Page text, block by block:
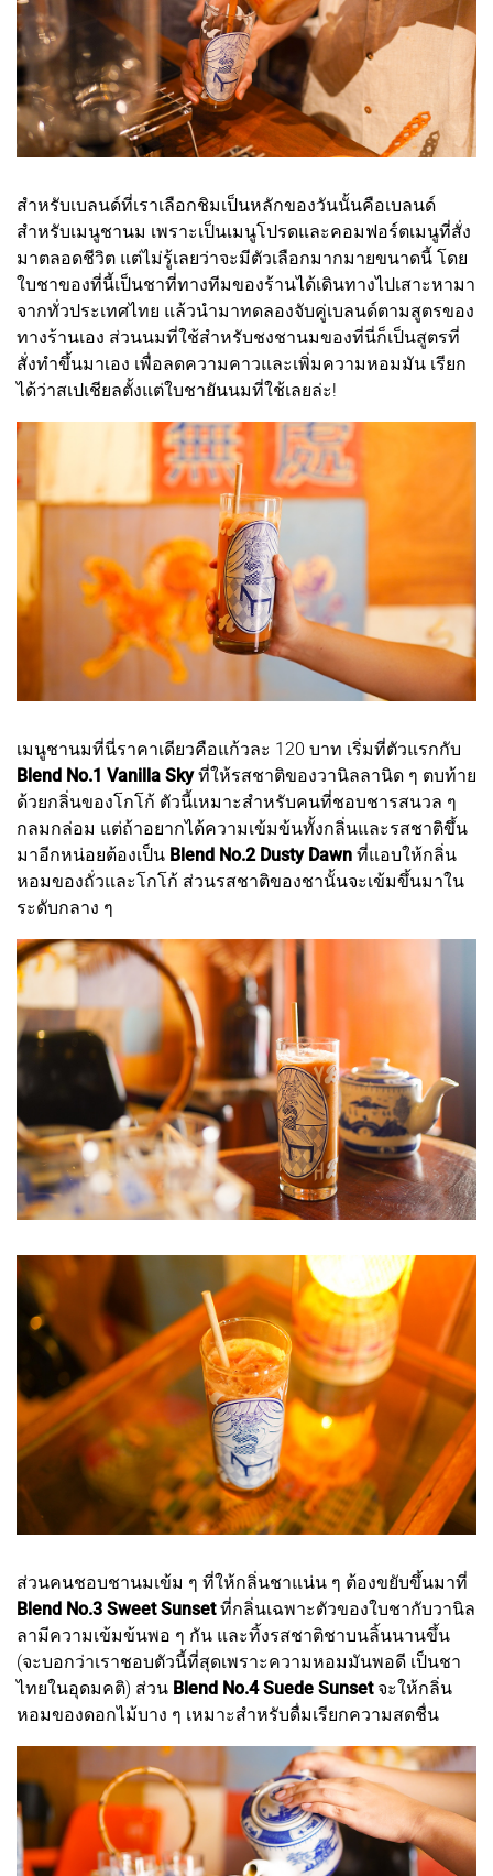
สำหรับเบลนด์ที่เราเลือกชิมเป็นหลักของวันนั้นคือเบลนด์
สำหรับเมนูชานม เพราะเป็นเมนูโปรดและคอมฟอร์ตเมนูที่สั่ง
มาตลอดชีวิต แต่ไม่รู้เลยว่าจะมีตัวเลือกมากมายขนาดนี้ โดย
ใบชาของที่นี้เป็นชาที่ทางทีมของร้านได้เดินทางไปเสาะหามา
จากทั่วประเทศไทย แล้วนำมาทดลองจับคู่เบลนด์ตามสูตรของ
ทางร้านเอง ส่วนนมที่ใช้สำหรับชงชานมของที่นี่ก็เป็นสูตรที่
สั่งทำขึ้นมาเอง เพื่อลดความคาวและเพิ่มความหอมมัน เรียก
ได้ว่าสเปเชียลตั้งแต่ใบชายันนมที่ใช้เลยล่ะ!
เมนูชานมที่นี่ราคาเดียวคือแก้วละ 120 บาท เริ่มที่ตัวแรกกับ
Blend No.1 Vanilla Skyที่ให้รสชาติของวานิลลานิด ๆ ตบท้าย
ด้วยกลิ่นของโกโก้ ตัวนี้เหมาะสำหรับคนที่ชอบชารสนวล ๆ
กลมกล่อม แต่ถ้าอยากได้ความเข้มข้นทั้งกลิ่นและรสชาติขึ้น
มาอีกหน่อยต้องเป็น Blend No.2 Dusty Dawn ที่แอบให้กลิ่น
หอมของถั่วและโกโก้ ส่วนรสชาติของชานั้นจะเข้มขึ้นมาใน
ระดับกลาง ๆ
ส่วนคนชอบชานมเข้ม ๆ ที่ให้กลิ่นชาแน่น ๆ ต้องขยับขึ้นมาที่
Blend No.3 Sweet Sunsetที่กลิ่นเฉพาะตัวของใบชากับวานิล
ลามีความเข้มข้นพอ ๆ กัน และทิ้งรสชาติชาบนลิ้นนานขึ้น
(จะบอกว่าเราชอบตัวนี้ที่สุดเพราะความหอมมันพอดี เป็นชา
ไทยในอุดมคติ) ส่วน Blend No.4 Suede Sunset จะให้กลิ่น
หอมของดอกไม้บาง ๆ เหมาะสำหรับดื่มเรียกความสดชื่น